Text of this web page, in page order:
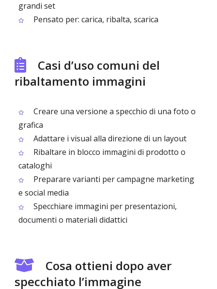
grandi set
Pensato per: carica, ribalta, scarica
Casi d’uso comuni del
ribaltamento immagini
Creare una versione a specchio di una foto o
grafica
Adattare i visual alla direzione di un layout
Ribaltare in blocco immagini di prodotto o
cataloghi
Preparare varianti per campagne marketing
e social media
Specchiare immagini per presentazioni,
documenti o materiali didattici
Cosa ottieni dopo aver
specchiato l’immagine